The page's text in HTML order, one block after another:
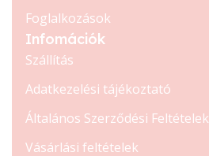
Foglalkozások
Infomációk
Szállítás
Adatkezelési tájékoztató
Általános Szerződési Feltételek
Vásárlási feltételek